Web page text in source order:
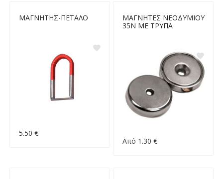
ΜΑΓΝΗΤΗΣ-ΠΕΤΑΛΟ
5.50 €
ΜΑΓΝΗΤΕΣ ΝΕΟΔΥΜΙΟΥ
35Ν ΜΕ ΤΡΥΠΑ
Από 1.30 €